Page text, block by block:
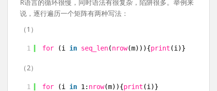
R语言的循环很慢，同时语法有很复杂，陷阱很多。举例来
说，逐行遍历一个矩阵有两种写法：
（1）
1 for (i in seq_len(nrow(m))){print (i)}
（2）
1 for (i in 1: nrow(m)){print (i)}